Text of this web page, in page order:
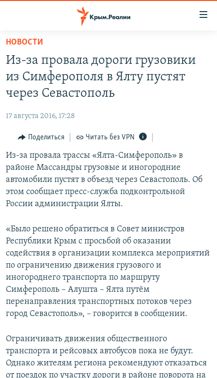
Вернуться
основному
содержанию
главной
навигации
Вернутся
поиску
СПЕЦПРОЕКТЫ
11 ЛЕТ ОККУПАЦИИ КРЫМА. 11 ИСТОРИЙ СОПРОТИВЛЕНИЯ
ЕЩЕ
ИНТЕРАКТИВ
ИНФОГРАФИКА
ТЕЛЕПРОЕКТ КРЫМ.РЕАЛИИ
СОВЕТЫ ПРАВОЗАЩИТНИКОВ
ПРОПАВШИЕ БЕЗ ВЕСТИ
ПОБЕДИТЕЛЕЙ НЕ СУДЯТ?
КРЫМ.НЕПОКОРЕННЫЙ
УКРАИНСКАЯ ПРОБЛЕМА КРЫМА
РАДІО СВОБОДА
КАК ОБОЙТИ БЛОКИРОВКУ
Українською
Qırımtatar
ПРИСОЕДИНЯЙТЕСЬ!
Все сайты RFE/RL
НОВОСТИ
Из-за провала дороги грузовики
из Симферополя в Ялту пустят
через Севастополь
17 августа 2016, 17:28
Поделиться Читать без VPN
Из-за провала трассы «Ялта-Симферополь» в
районе Массандры грузовые и иногородние
автомобили пустят в объезд через Севастополь. Об
этом сообщает пресс-служба подконтрольной
России администрации Ялты.
«Было решено обратиться в Совет министров
Республики Крым с просьбой об оказании
содействия в организации комплекса мероприятий
по ограничению движения грузового и
иногороднего транспорта по маршруту
Симферополь – Алушта – Ялта путём
перенаправления транспортных потоков через
город Севастополь», – говорится в сообщении.
Ограничивать движения общественного
транспорта и рейсовых автобусов пока не будут.
Однако жителям региона рекомендуют отказаться
от поездок по участку дороги в районе поворота на